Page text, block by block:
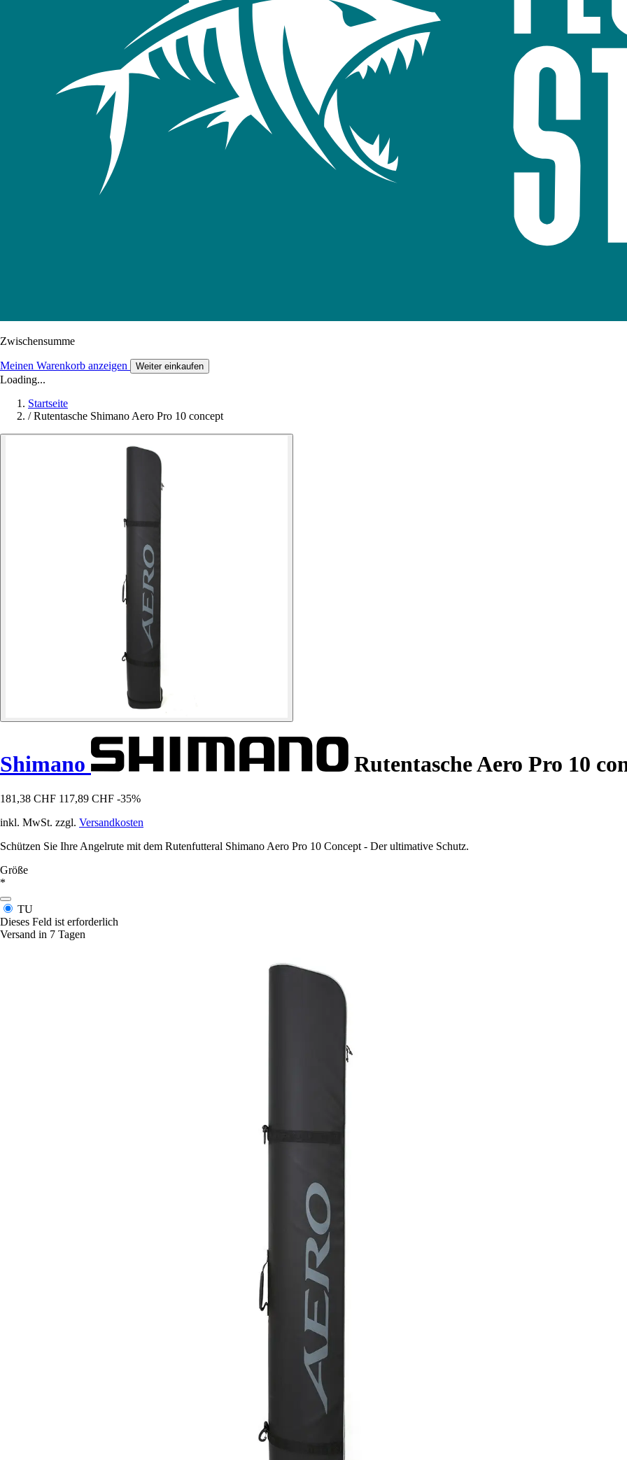
Zwischensumme
Meinen Warenkorb anzeigen Weiter einkaufen
Loading...
Startseite
/ Rutentasche Shimano Aero Pro 10 concept
Shimano Rutentasche Aero Pro 10
181,38 CHF 117,89 CHF -35%
inkl. MwSt. zzgl. Versandkosten
Schützen Sie Ihre Angelrute mit dem Rutenfutteral Shimano Aero Pro 10 Concept - Der ultimative Schutz.
Größe
*
TU
Dieses Feld ist erforderlich
Versand in 7 Tagen